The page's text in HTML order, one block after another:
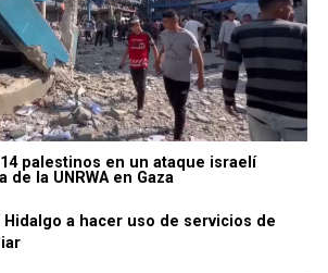
palestinos en un ataque israelí
la UNRWA en Gaza
Hidalgo a hacer uso de servicios de